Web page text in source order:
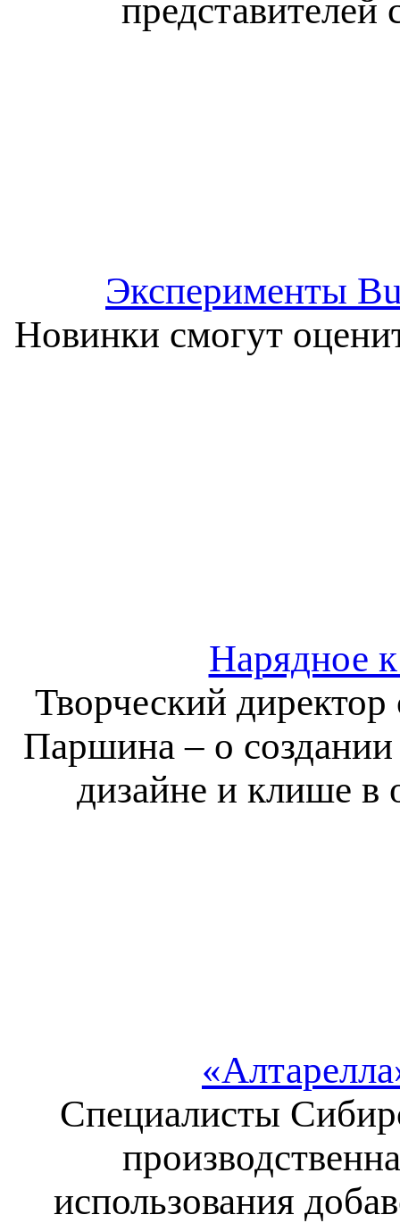
Эксперименты
Новинки смогут
Нарядное
Творческий
Паршина – о создании
дизайне и клише в
Специалисты
использования